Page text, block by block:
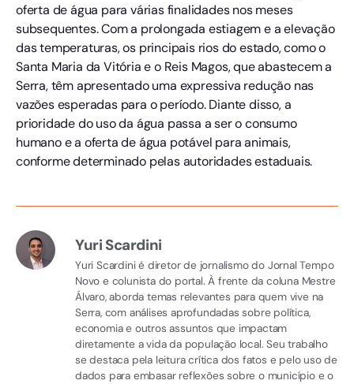
oferta de água para várias finalidades nos meses
subsequentes. Com a prolongada estiagem e a elevação
das temperaturas, os principais rios do estado, como o
Santa Maria da Vitória e o Reis Magos, que abastecem a
Serra, têm apresentado uma expressiva redução nas
vazões esperadas para o período. Diante disso, a
prioridade do uso da água passa a ser o consumo
humano e a oferta de água potável para animais,
conforme determinado pelas autoridades estaduais.
Yuri Scardini
Yuri Scardini é diretor de jornalismo do Jornal Tempo
Novo e colunista do portal. À frente da coluna Mestre
Álvaro, aborda temas relevantes para quem vive na
Serra, com análises aprofundadas sobre política,
economia e outros assuntos que impactam
diretamente a vida da população local. Seu trabalho
se destaca pela leitura crítica dos fatos e pelo uso de
dados para embasar reflexões sobre o município e o